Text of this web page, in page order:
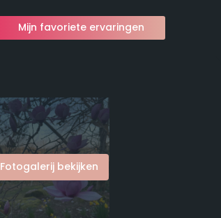
Mijn favoriete ervaringen
Fotogalerij bekijken